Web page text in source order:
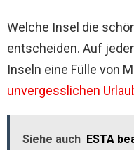
Welche Insel die
entscheiden. Auf
Inseln eine Fülle von
unvergesslichen
Siehe auch ESTA